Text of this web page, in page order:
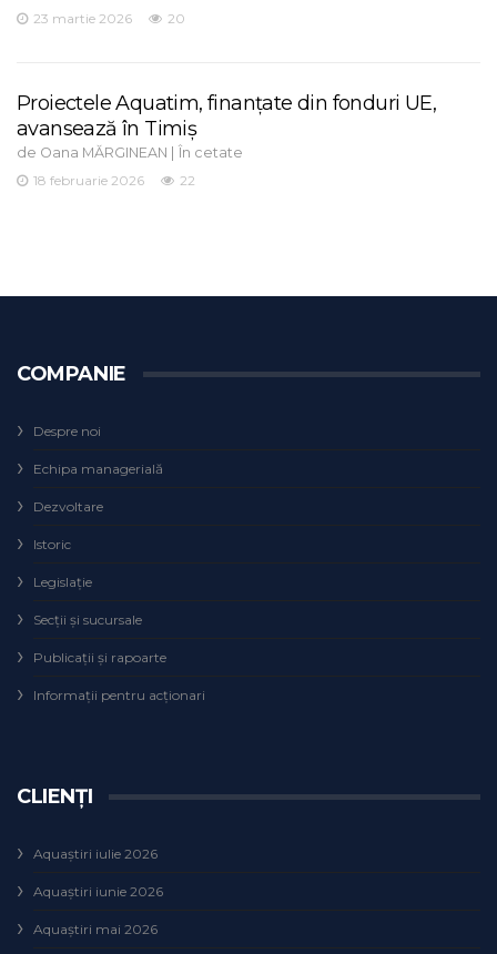
23 martie 2026
20
Proiectele Aquatim, finanțate din fonduri UE,
avansează în Timiș
de Oana MĂRGINEAN | În cetate
18 februarie 2026
22
COMPANIE
Despre noi
Echipa managerială
Dezvoltare
Istoric
Legislaţie
Secţii şi sucursale
Publicații și rapoarte
Informații pentru acționari
CLIENȚI
Aquaștiri iulie 2026
Aquaștiri iunie 2026
Aquaștiri mai 2026